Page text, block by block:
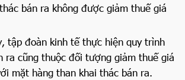
bán ra không được giảm thuế giá
tập đoàn kinh tế thực hiện quy trình
ra cũng thuộc đối tượng giảm thuế giá
mặt hàng than khai thác bán ra.